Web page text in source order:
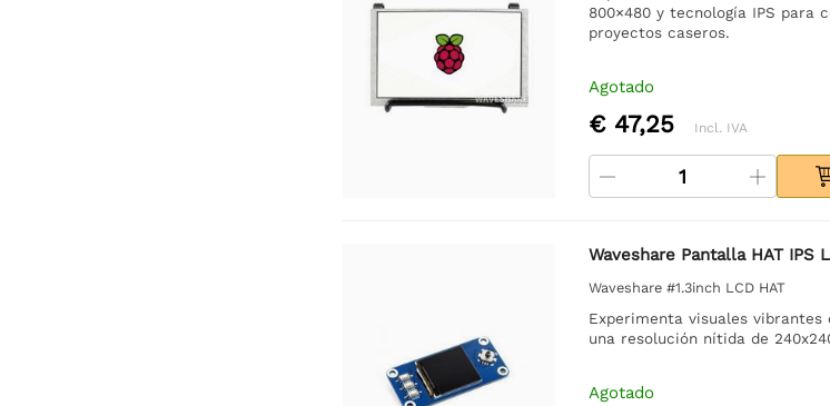
800×480 y tecnología IPS para
proyectos caseros.
Agotado
€ 47,25 Incl. IVA
Waveshare Pantalla HAT IPS
Waveshare #1.3inch LCD HAT
Experimenta visuales vibrantes
una resolución nítida de
Agotado